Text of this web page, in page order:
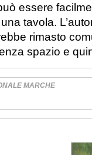
essere
tavola.
rimasto
spazio e
MARCHE